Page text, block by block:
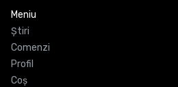
Meniu
Știri
Comenzi
Profil
Coş